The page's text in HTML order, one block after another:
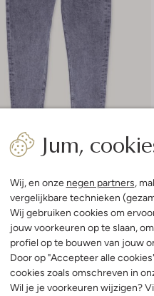
Jum,
Wij, en onze negen partners,
vergelijkbare technieken
Wij gebruiken cookies om
jouw voorkeuren op te slaan,
profiel op te bouwen van jouw
Door op "Accepteer alle
cookies zoals omschreven in
Wil je je voorkeuren wijzigen?
Bezorgen &